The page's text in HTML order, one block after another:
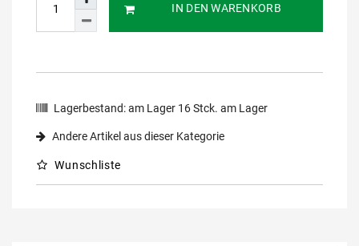
IN DEN WARENKORB
Lagerbestand:am Lager 16Stck. am Lager
Andere Artikel aus dieser Kategorie
Wunschliste